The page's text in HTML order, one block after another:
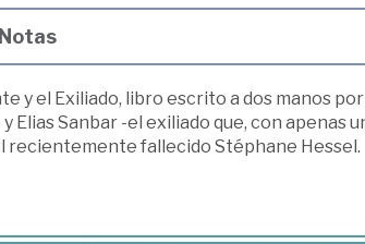
Notas
y el Exiliado, libro escrito a dos manos
Elias Sanbar -el exiliado que, con apenas
recientemente fallecido Stéphane Hessel.